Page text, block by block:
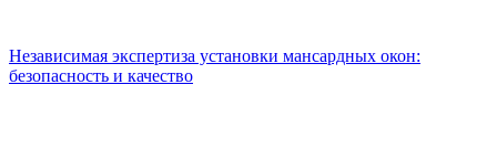
Независимая экспертиза установки мансардных окон:
безопасность и качество